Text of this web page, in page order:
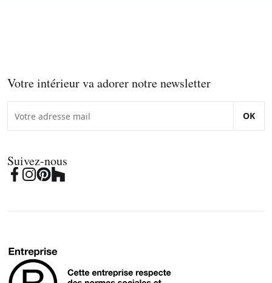
Votre intérieur va adorer notre newsletter
OK
Suivez-nous